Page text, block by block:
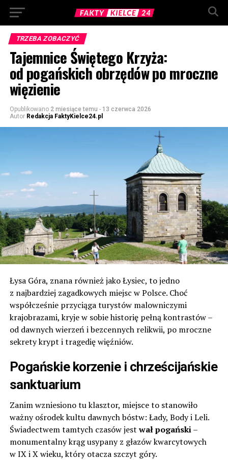
TRZEBA ZOBACZYĆ
Tajemnice Świętego Krzyża:
od pogańskich obrzędów po mroczne
więzienie
Opublikowano 2 miesiące temu - 13 czerwca 2026
Autor Redakcja FaktyKielce24.pl
Łysa Góra, znana również jako Łysiec, to jedno
z najbardziej zagadkowych miejsc w Polsce. Choć
współcześnie przyciąga turystów malowniczymi
krajobrazami, kryje w sobie historię pełną kontrastów –
od dawnych wierzeń i bezcennych relikwii, po mroczne
sekrety krypt i tragedię więźniów.
Pogańskie korzenie i chrześcijańskie
sanktuarium
Zanim wzniesiono tu klasztor, miejsce to stanowiło
ważny ośrodek kultu dawnych bóstw: Łady, Body i Leli.
Świadectwem tamtych czasów jestwał pogański–
monumentalny krąg usypany z głazów kwarcytowych
w IX i X wieku, który otacza szczyt góry.